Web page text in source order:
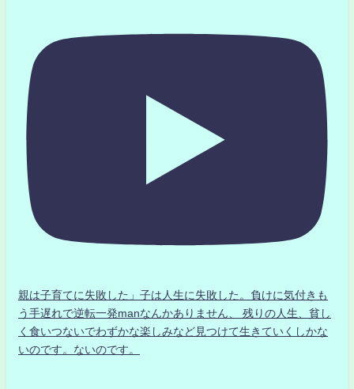
親は子育てに失敗した」子は人生に失敗した。負けに気付きも
う手遅れで逆転一発manなんかありません、 残りの人生、貧し
く食いつないでわずかな楽しみなど見つけて生きていくしかな
いのです。ないのです。